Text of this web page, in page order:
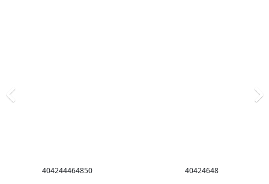
404244464850 40424648